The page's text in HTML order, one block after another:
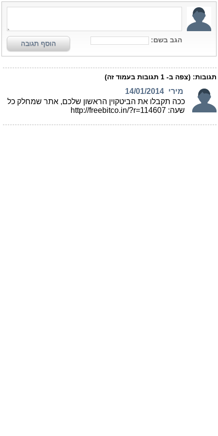
הגב בשם: הוסף תגובה
תגובות: (צפה ב- 1 תגובות בעמוד זה)
מירי 14/01/2014
ככה תקבלו את הביטקוין הראשון שלכם, אתר שמחלק כל
שעה: http://freebitco.in/?r=114607